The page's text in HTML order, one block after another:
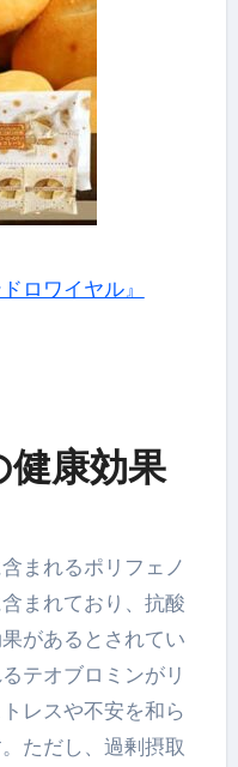
ロワイヤル』
康効果
まれるポリフェノ
まれており、抗酸
があるとされてい
テオブロミンがリ
レスや不安を和ら
ただし、過剰摂取